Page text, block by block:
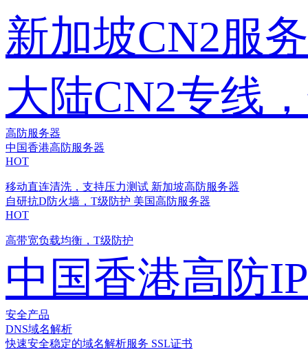
新加坡CN2服
大陆CN2专线
高防服务器
中国香港高防服务器
HOT
移动直连清洗，支持压力测试 新加坡高防服务器
自研抗D防火墙，T级防护 美国高防服务器
HOT
高带宽负载均衡，T级防护
中国香港高防IP
安全产品
DNS域名解析
快速安全稳定的域名解析服务 SSL证书